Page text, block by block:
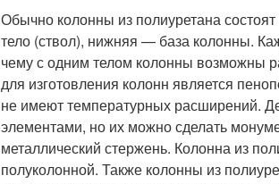
Обычно колонны из полиуретана
тело (ствол), нижняя — база колонны.
чему с одним телом колонны возможны
для изготовления колонн является
не имеют температурных расширений.
элементами, но их можно сделать
металлический стержень. Колонна из
полуколонной. Также колонны из